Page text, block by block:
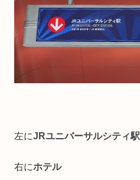
左にJRユニバーサルシティ駅
右にホテル